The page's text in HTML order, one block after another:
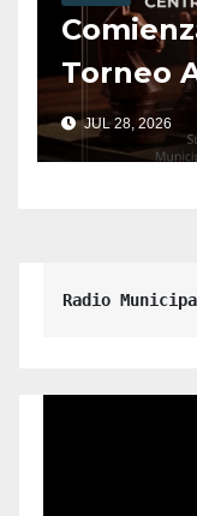
Torneo
Ajedrez.
JUL 28, 2026
Radio